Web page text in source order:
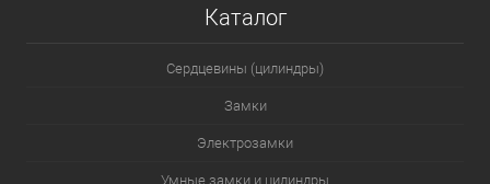
Каталог
Сердцевины (цилиндры)
Замки
Электрозамки
Умные замки и цилиндры